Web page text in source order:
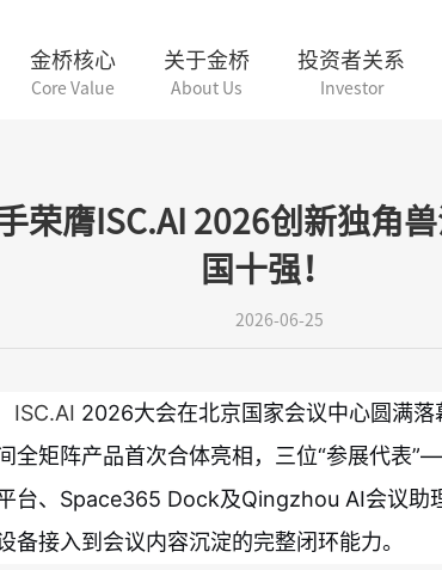
金桥核心
Core Value
关于金桥
About Us
投资者关系
Investor
荣膺ISC.AI 2026创新独角
国十强！
2026-06-25
ISC.AI 2026大会在北京国家会议中心圆满落
全矩阵产品首次合体亮相，三位“参展代表
台、Space365 Dock及Qingzhou AI会议助
备接入到会议内容沉淀的完整闭环能力。